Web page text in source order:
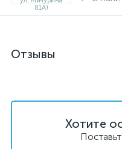
Отзывы
Хотите